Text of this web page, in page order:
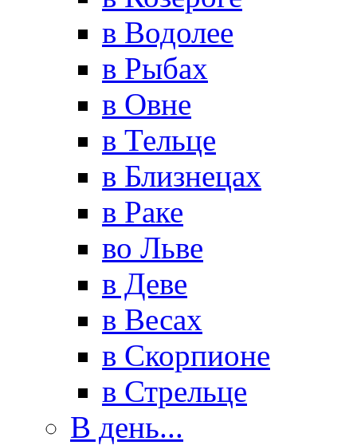
в Водолее
в Рыбах
в Овне
в Тельце
в Близнецах
в Раке
во Льве
в Деве
в Весах
в Скорпионе
в Стрельце
В день...